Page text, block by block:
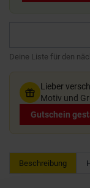
Deine Liste für den
Lieber
Motiv und
Gutschein
Beschreibung